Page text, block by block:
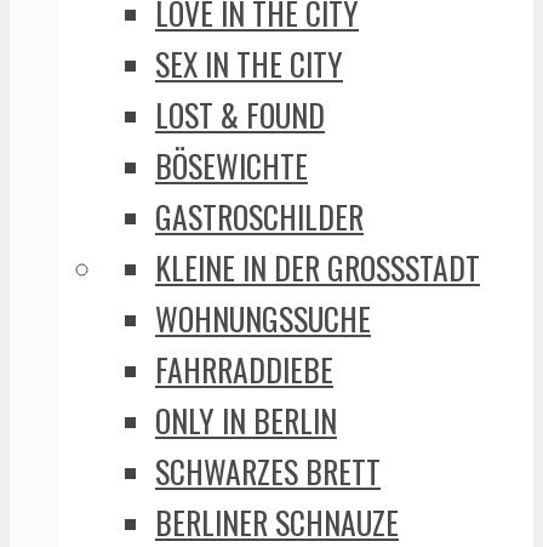
LOVE IN THE CITY
SEX IN THE CITY
LOST & FOUND
BÖSEWICHTE
GASTROSCHILDER
KLEINE IN DER GROSSSTADT
WOHNUNGSSUCHE
FAHRRADDIEBE
ONLY IN BERLIN
SCHWARZES BRETT
BERLINER SCHNAUZE